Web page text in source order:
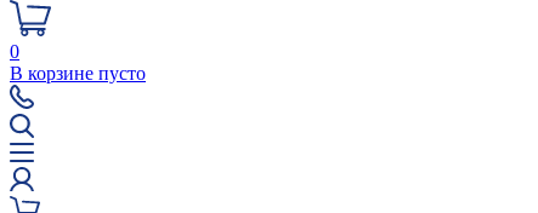
0
В корзине пусто